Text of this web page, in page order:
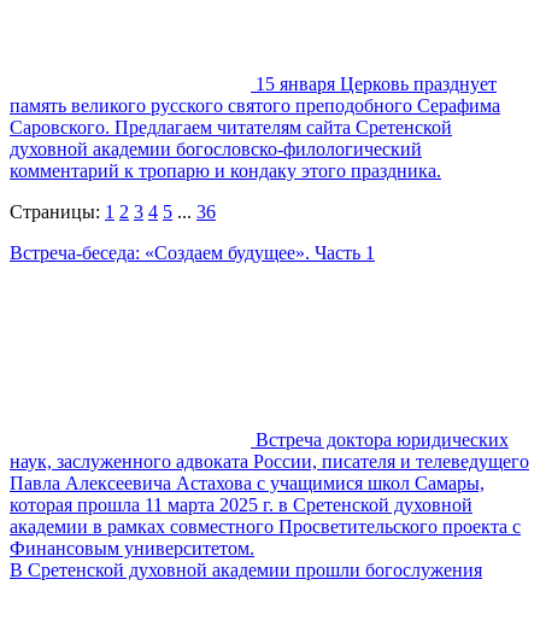
15 января Церковь празднует
память великого русского святого преподобного Серафима
Саровского. Предлагаем читателям сайта Сретенской
духовной академии богословско-филологический
комментарий к тропарю и кондаку этого праздника.
Страницы: 1 2 3 4 5 ... 36
Встреча-беседа: «Создаем будущее». Часть 1
Встреча доктора юридических
наук, заслуженного адвоката России, писателя и телеведущего
Павла Алексеевича Астахова с учащимися школ Самары,
которая прошла 11 марта 2025 г. в Сретенской духовной
академии в рамках совместного Просветительского проекта с
Финансовым университетом.
В Сретенской духовной академии прошли богослужения